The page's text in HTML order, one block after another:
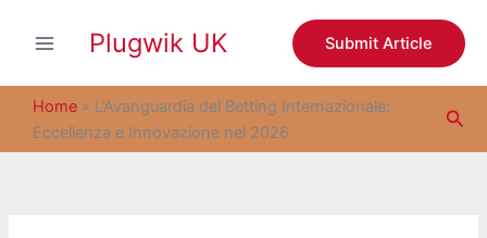
Plugwik UK Submit Article
Home » L’Avanguardia del Betting Internazionale:
Eccellenza e Innovazione nel 2026